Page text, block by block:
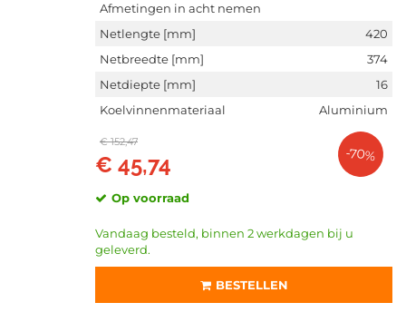
Afmetingen in acht nemen
Netlengte [mm]
420
Netbreedte [mm]
374
Netdiepte [mm]
16
Koelvinnenmateriaal
Aluminium
€ 152,47
€ 45,74 -70%
Op voorraad
Vandaag besteld, binnen 2 werkdagen bij u
geleverd.
BESTELLEN